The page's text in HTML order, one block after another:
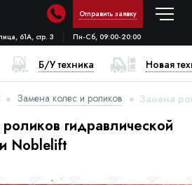
Отправить заявку
61А, стр. 3 Пн-Сб, 09:00-20:00
Б/У техника Новая
Замена колес и роликов Замена
гидравлической
Noblelift